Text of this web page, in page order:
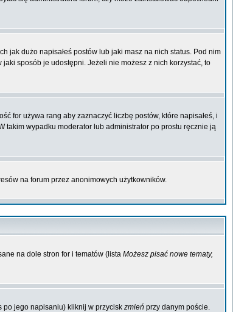
jak dużo napisałeś postów lub jaki masz na nich status. Pod nim
sposób je udostępni. Jeżeli nie możesz z nich korzystać, to
for używa rang aby zaznaczyć liczbę postów, które napisałeś, i
takim wypadku moderator lub administrator po prostu ręcznie ją
na forum przez anonimowych użytkowników.
na dole stron for i tematów (lista Możesz pisać nowe tematy,
po jego napisaniu) kliknij w przycisk zmień przy danym poście.